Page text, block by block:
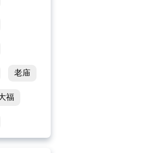
老庙
福